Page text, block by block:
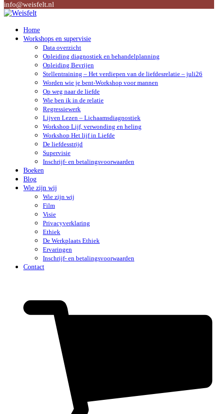
info@weisfelt.nl
Home
Workshops en supervisie
Data overzicht
Opleiding diagnostiek en behandelplanning
Opleiding Bevrijen
Stellentraining – Het verdiepen van de liefdesrelatie – juli26
Worden wie je bent-Workshop voor mannen
Op weg naar de liefde
Wie ben ik in de relatie
Regressiewerk
Lijven Lezen – Lichaamsdiagnostiek
Workshop Lijf, verwonding en heling
Workshop Het lijf in Liefde
De liefdesstrijd
Supervisie
Inschrijf- en betalingsvoorwaarden
Boeken
Blog
Wie zijn wij
Wie zijn wij
Film
Visie
Privacyverklaring
Ethiek
De Werkplaats Ethiek
Ervaringen
Inschrijf- en betalingsvoorwaarden
Contact